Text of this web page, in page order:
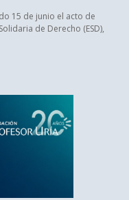
15 de junio el acto de
de Derecho (ESD),